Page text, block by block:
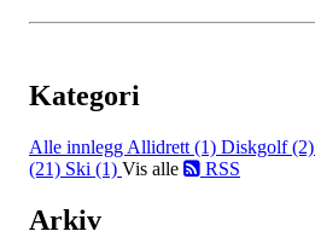
Kategori
Alle innlegg Allidrett (1) Diskgolf (2)
(21) Ski (1) Vis alle RSS
Arkiv